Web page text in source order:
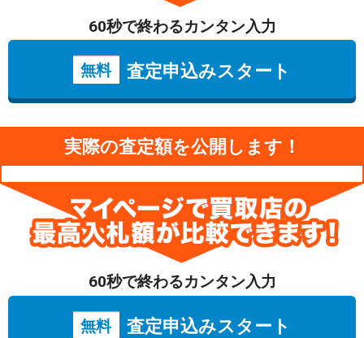
60秒で終わるカンタン入力
無料 査定申込みスタート
実際の査定額を公開します！
60秒で終わるカンタン入力
無料 査定申込みスタート